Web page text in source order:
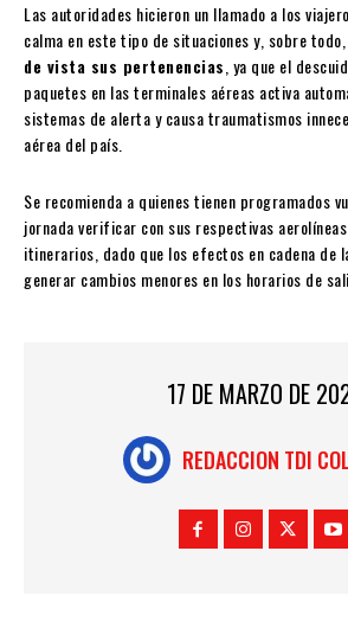
Las autoridades hicieron un llamado a los
calma en este tipo de situaciones y, sobre
de vista sus pertenencias, ya que el
paquetes en las terminales aéreas activa
sistemas de alerta y causa traumatismos
aérea del país.
Se recomienda a quienes tienen programados
jornada verificar con sus respectivas
itinerarios, dado que los efectos en cadena de
generar cambios menores en los horarios de
17 DE MARZO DE
REDACCION TDI